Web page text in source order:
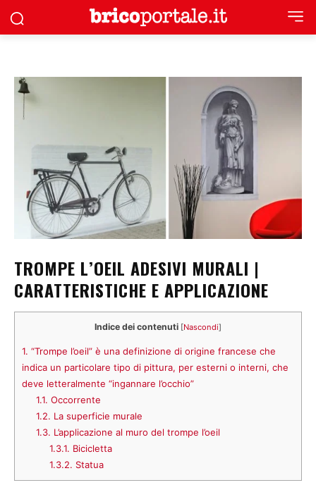
TROMPE L’OEIL ADESIVI MURALI |
CARATTERISTICHE E APPLICAZIONE
Indice dei contenuti [Nascondi]
1. “Trompe l’oeil” è una definizione di origine francese che
indica un particolare tipo di pittura, per esterni o interni, che
deve letteralmente “ingannare l’occhio”
1.1. Occorrente
1.2. La superficie murale
1.3. L’applicazione al muro del trompe l’oeil
1.3.1. Bicicletta
1.3.2. Statua